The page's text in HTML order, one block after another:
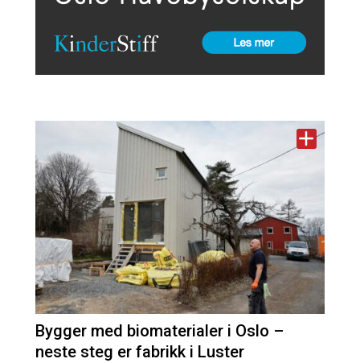
Bygger med biomaterialer i Oslo –
neste steg er fabrikk i Luster